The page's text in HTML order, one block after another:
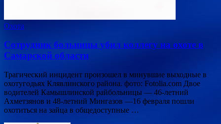
Охота
Сотрудник больницы убил коллегу на охоте в
Самарской области
Трагический инцидент произошел в минувшие выходные в
охотугодьях Клявлинского района. фото: Fotolia.com Двое
водителей Камышлинской райбольницы — 46-летний
Ахметзянов и 48-летний Мингазов —16 февраля пошли
охотиться на зайца в общедоступные …